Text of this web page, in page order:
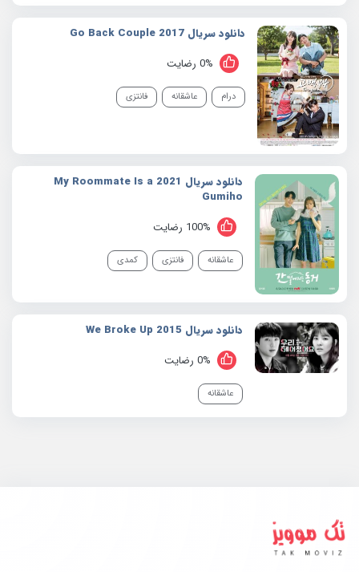
دانلود سریال 2017 Go Back Couple
0% رضایت
درام عاشقانه فانتزی
دانلود سریال 2021 My Roommate Is a
Gumiho
100% رضایت
عاشقانه فانتزی کمدی
دانلود سریال 2015 We Broke Up
0% رضایت
عاشقانه